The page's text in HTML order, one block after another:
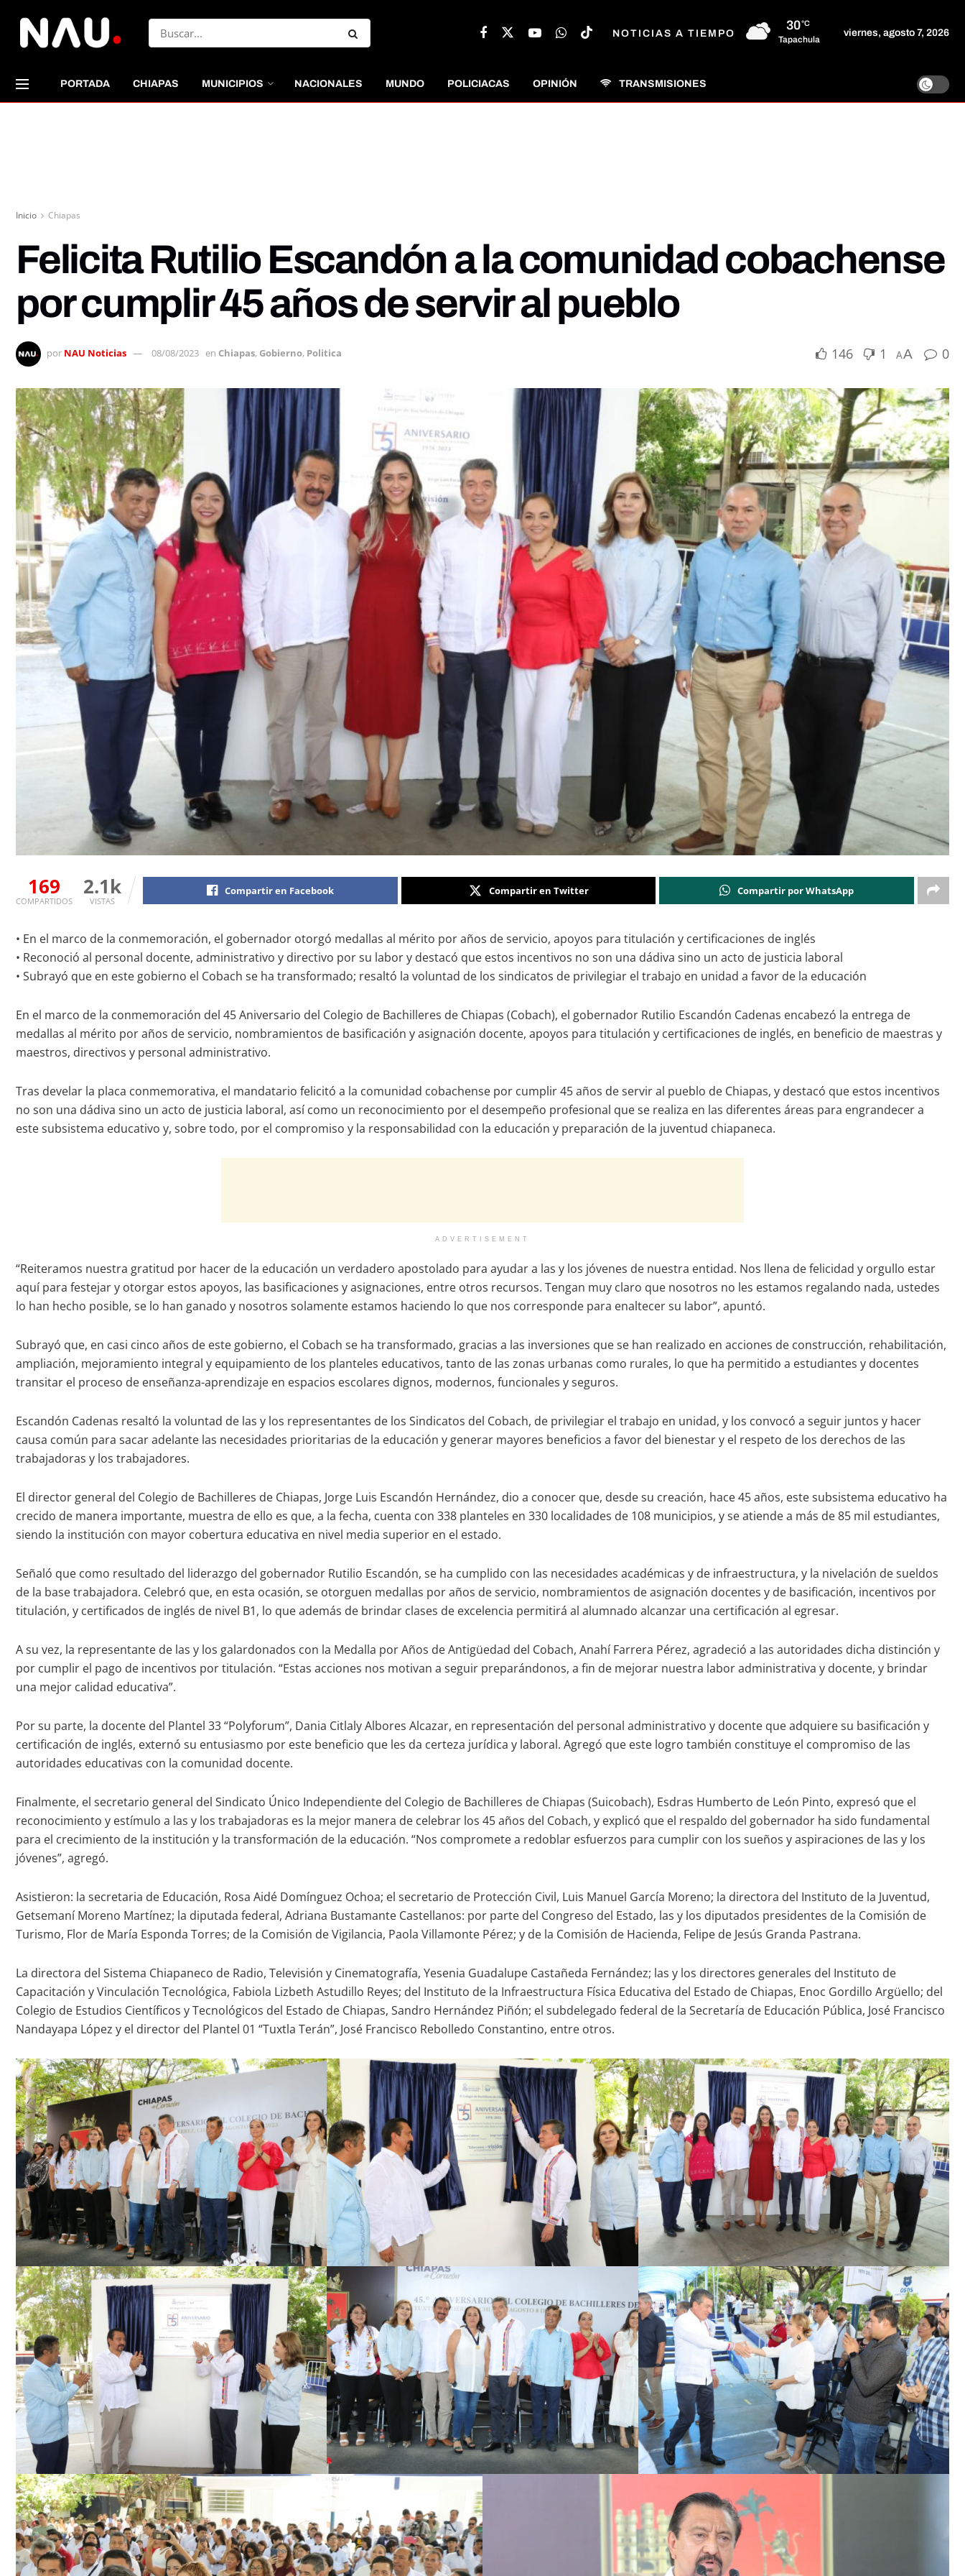
NOTICIAS A TIEMPO
30°C
Tapachula
viernes, agosto 7, 2026
PORTADA CHIAPAS MUNICIPIOS NACIONALES MUNDO POLICIACAS OPINIÓN TRANSMISIONES
Inicio Chiapas
Felicita Rutilio Escandón a la comunidad cobachense
por cumplir 45 años de servir al pueblo
por NAU Noticias 08/08/2023 en Chiapas, Gobierno, Politica 146 1 AA 0
169
COMPARTIDOS
2.1k
VISTAS
Compartir en Facebook Compartir en Twitter Compartir por WhatsApp
• En el marco de la conmemoración, el gobernador otorgó medallas al mérito por años de servicio, apoyos para titulación y certificaciones de inglés
• Reconoció al personal docente, administrativo y directivo por su labor y destacó que estos incentivos no son una dádiva sino un acto de justicia laboral
• Subrayó que en este gobierno el Cobach se ha transformado; resaltó la voluntad de los sindicatos de privilegiar el trabajo en unidad a favor de la educación
En el marco de la conmemoración del 45 Aniversario del Colegio de Bachilleres de Chiapas (Cobach), el gobernador Rutilio Escandón Cadenas encabezó la entrega de
medallas al mérito por años de servicio, nombramientos de basificación y asignación docente, apoyos para titulación y certificaciones de inglés, en beneficio de maestras y
maestros, directivos y personal administrativo.
Tras develar la placa conmemorativa, el mandatario felicitó a la comunidad cobachense por cumplir 45 años de servir al pueblo de Chiapas, y destacó que estos incentivos
no son una dádiva sino un acto de justicia laboral, así como un reconocimiento por el desempeño profesional que se realiza en las diferentes áreas para engrandecer a
este subsistema educativo y, sobre todo, por el compromiso y la responsabilidad con la educación y preparación de la juventud chiapaneca.
ADVERTISEMENT
“Reiteramos nuestra gratitud por hacer de la educación un verdadero apostolado para ayudar a las y los jóvenes de nuestra entidad. Nos llena de felicidad y orgullo estar
aquí para festejar y otorgar estos apoyos, las basificaciones y asignaciones, entre otros recursos. Tengan muy claro que nosotros no les estamos regalando nada, ustedes
lo han hecho posible, se lo han ganado y nosotros solamente estamos haciendo lo que nos corresponde para enaltecer su labor”, apuntó.
Subrayó que, en casi cinco años de este gobierno, el Cobach se ha transformado, gracias a las inversiones que se han realizado en acciones de construcción, rehabilitación,
ampliación, mejoramiento integral y equipamiento de los planteles educativos, tanto de las zonas urbanas como rurales, lo que ha permitido a estudiantes y docentes
transitar el proceso de enseñanza-aprendizaje en espacios escolares dignos, modernos, funcionales y seguros.
Escandón Cadenas resaltó la voluntad de las y los representantes de los Sindicatos del Cobach, de privilegiar el trabajo en unidad, y los convocó a seguir juntos y hacer
causa común para sacar adelante las necesidades prioritarias de la educación y generar mayores beneficios a favor del bienestar y el respeto de los derechos de las
trabajadoras y los trabajadores.
El director general del Colegio de Bachilleres de Chiapas, Jorge Luis Escandón Hernández, dio a conocer que, desde su creación, hace 45 años, este subsistema educativo ha
crecido de manera importante, muestra de ello es que, a la fecha, cuenta con 338 planteles en 330 localidades de 108 municipios, y se atiende a más de 85 mil estudiantes,
siendo la institución con mayor cobertura educativa en nivel media superior en el estado.
Señaló que como resultado del liderazgo del gobernador Rutilio Escandón, se ha cumplido con las necesidades académicas y de infraestructura, y la nivelación de sueldos
de la base trabajadora. Celebró que, en esta ocasión, se otorguen medallas por años de servicio, nombramientos de asignación docentes y de basificación, incentivos por
titulación, y certificados de inglés de nivel B1, lo que además de brindar clases de excelencia permitirá al alumnado alcanzar una certificación al egresar.
A su vez, la representante de las y los galardonados con la Medalla por Años de Antigüedad del Cobach, Anahí Farrera Pérez, agradeció a las autoridades dicha distinción y
por cumplir el pago de incentivos por titulación. “Estas acciones nos motivan a seguir preparándonos, a fin de mejorar nuestra labor administrativa y docente, y brindar
una mejor calidad educativa”.
Por su parte, la docente del Plantel 33 “Polyforum”, Dania Citlaly Albores Alcazar, en representación del personal administrativo y docente que adquiere su basificación y
certificación de inglés, externó su entusiasmo por este beneficio que les da certeza jurídica y laboral. Agregó que este logro también constituye el compromiso de las
autoridades educativas con la comunidad docente.
Finalmente, el secretario general del Sindicato Único Independiente del Colegio de Bachilleres de Chiapas (Suicobach), Esdras Humberto de León Pinto, expresó que el
reconocimiento y estímulo a las y los trabajadoras es la mejor manera de celebrar los 45 años del Cobach, y explicó que el respaldo del gobernador ha sido fundamental
para el crecimiento de la institución y la transformación de la educación. “Nos compromete a redoblar esfuerzos para cumplir con los sueños y aspiraciones de las y los
jóvenes”, agregó.
Asistieron: la secretaria de Educación, Rosa Aidé Domínguez Ochoa; el secretario de Protección Civil, Luis Manuel García Moreno; la directora del Instituto de la Juventud,
Getsemaní Moreno Martínez; la diputada federal, Adriana Bustamante Castellanos: por parte del Congreso del Estado, las y los diputados presidentes de la Comisión de
Turismo, Flor de María Esponda Torres; de la Comisión de Vigilancia, Paola Villamonte Pérez; y de la Comisión de Hacienda, Felipe de Jesús Granda Pastrana.
La directora del Sistema Chiapaneco de Radio, Televisión y Cinematografía, Yesenia Guadalupe Castañeda Fernández; las y los directores generales del Instituto de
Capacitación y Vinculación Tecnológica, Fabiola Lizbeth Astudillo Reyes; del Instituto de la Infraestructura Física Educativa del Estado de Chiapas, Enoc Gordillo Argüello; del
Colegio de Estudios Científicos y Tecnológicos del Estado de Chiapas, Sandro Hernández Piñón; el subdelegado federal de la Secretaría de Educación Pública, José Francisco
Nandayapa López y el director del Plantel 01 “Tuxtla Terán”, José Francisco Rebolledo Constantino, entre otros.